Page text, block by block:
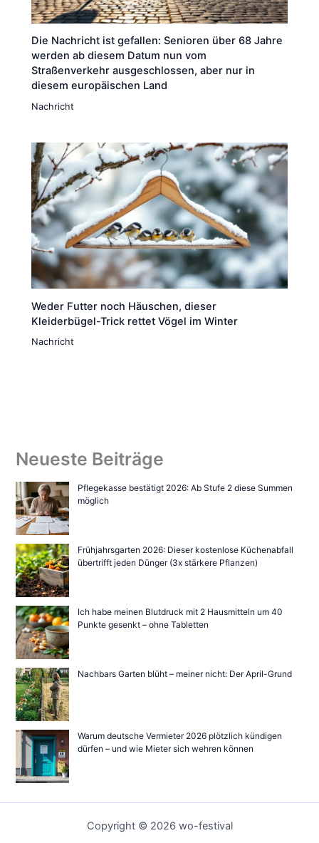
Die Nachricht ist gefallen: Senioren über 68 Jahre
werden ab diesem Datum nun vom
Straßenverkehr ausgeschlossen, aber nur in
diesem europäischen Land
Nachricht
Weder Futter noch Häuschen, dieser
Kleiderbügel-Trick rettet Vögel im Winter
Nachricht
Neueste Beiträge
Pflegekasse bestätigt 2026: Ab Stufe 2 diese Summen
möglich
Frühjahrsgarten 2026: Dieser kostenlose Küchenabfall
übertrifft jeden Dünger (3x stärkere Pflanzen)
Ich habe meinen Blutdruck mit 2 Hausmitteln um 40
Punkte gesenkt – ohne Tabletten
Nachbars Garten blüht – meiner nicht: Der April-Grund
Warum deutsche Vermieter 2026 plötzlich kündigen
dürfen – und wie Mieter sich wehren können
Copyright © 2026 wo-festival